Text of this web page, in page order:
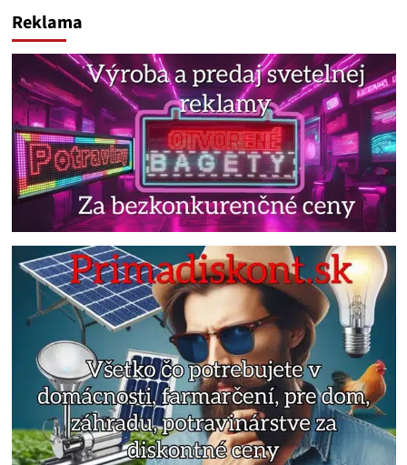
Reklama